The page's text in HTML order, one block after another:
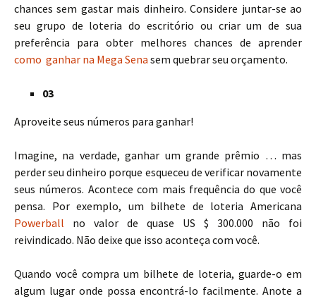
chances sem gastar mais dinheiro. Considere juntar-se ao
seu grupo de loteria do escritório ou criar um de sua
preferência para obter melhores chances de aprender
como ganhar na Mega Sena sem quebrar seu orçamento.
03
Aproveite seus números para ganhar!
Imagine, na verdade, ganhar um grande prêmio … mas
perder seu dinheiro porque esqueceu de verificar novamente
seus números. Acontece com mais frequência do que você
pensa. Por exemplo, um bilhete de loteria Americana
Powerball no valor de quase US $ 300.000 não foi
reivindicado. Não deixe que isso aconteça com você.
Quando você compra um bilhete de loteria, guarde-o em
algum lugar onde possa encontrá-lo facilmente. Anote a